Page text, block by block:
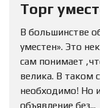
Торг
В большинстве
уместен». Это
сам понимает
велика. В таком
необходимо! Но
объявление без...